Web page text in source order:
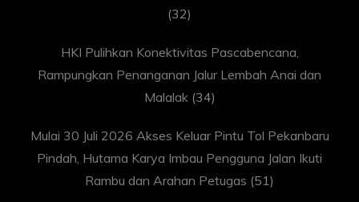
(32)
HKI Pulihkan Konektivitas Pascabencana,
Rampungkan Penanganan Jalur Lembah Anai dan
Malalak (34)
Mulai 30 Juli 2026 Akses Keluar Pintu Tol Pekanbaru
Pindah, Hutama Karya Imbau Pengguna Jalan Ikuti
Rambu dan Arahan Petugas (51)